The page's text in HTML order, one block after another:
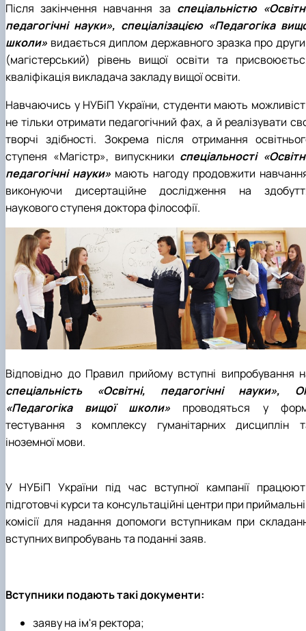
Після закінчення навчання за спеціальністю
педагогічні науки», спеціалізацією «Педагогіка
школи» видається диплом державного зразка про
(магістерський) рівень вищої освіти та
кваліфікація викладача закладу вищої освіти.
Навчаючись у НУБіП України, студенти мають
не тільки отримати педагогічний фах, а й реалізувати
творчі здібності. Зокрема після отримання
ступеня «Магістр», випускники спеціальності
педагогічні науки» мають нагоду продовжити
виконуючи дисертаційне дослідження на
наукового ступеня доктора філософії.
Відповідно до Правил прийому вступні випробування
спеціальність «Освітні, педагогічні науки»,
«Педагогіка вищої школи»проводяться у
тестування з комплексу гуманітарних дисциплін
іноземної мови.
У НУБіП України під час вступної кампанії
підготовчі курси та консультаційні центри при
комісії для надання допомоги вступникам при
вступних випробувань та поданні заяв.
Вступники подають такі документи:
заяву на ім'я ректора;